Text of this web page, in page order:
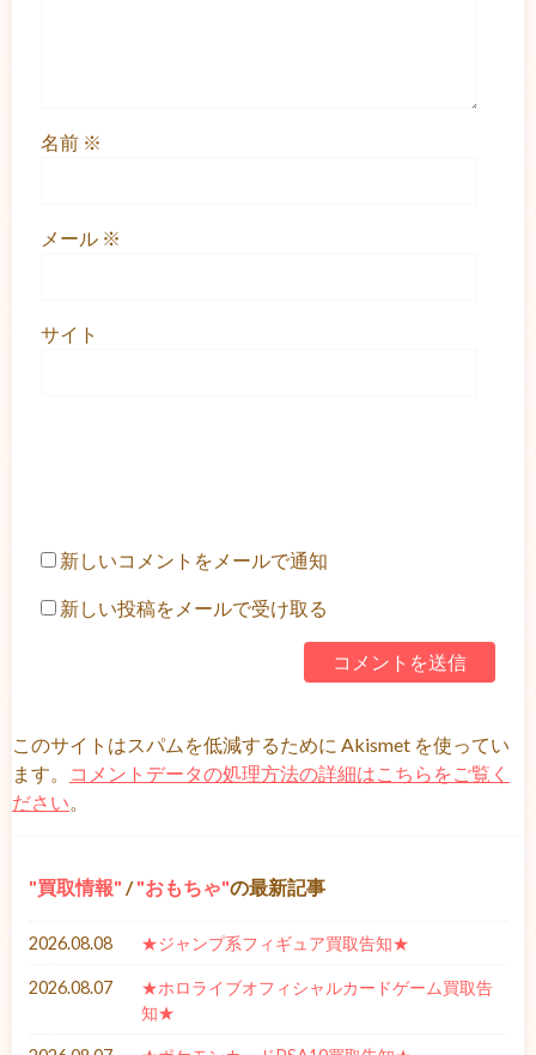
名前 ※
メール ※
サイト
新しいコメントをメールで通知
新しい投稿をメールで受け取る
このサイトはスパムを低減するために Akismet を使ってい
ます。
コメントデータの処理方法の詳細はこちらをご覧く
ださい
買取情報 / おもちゃ の最新記事
2026.08.08 ★ジャンプ系フィギュア買取告知★
2026.08.07
★ホロライブオフィシャルカードゲーム買取告
知★